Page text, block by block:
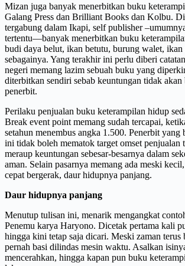
Mizan juga banyak menerbitkan buku
Galang Press dan Brilliant Books dan Kolbu.
tergabung dalam Ikapi, self publisher
tertentu—banyak menerbitkan buku
budi daya belut, ikan betutu, burung walet, ikan
sebagainya. Yang terakhir ini perlu diberi
negeri memang lazim sebuah buku yang
diterbitkan sendiri sebab keuntungan tidak akan
penerbit.
Perilaku penjualan buku keterampilan hidup
Break event point memang sudah tercapai,
setahun menembus angka 1.500. Penerbit yang
ini tidak boleh mematok target omset penjualan
meraup keuntungan sebesar-besarnya dalam
aman. Selain pasarnya memang ada meski
cepat bergerak, daur hidupnya panjang.
Daur hidupnya panjang
Menutup tulisan ini, menarik mengangkat
Penemu karya Haryono. Dicetak pertama kali
hingga kini tetap saja dicari. Meski zaman terus
pernah basi dilindas mesin waktu. Asalkan
mencerahkan, hingga kapan pun buku